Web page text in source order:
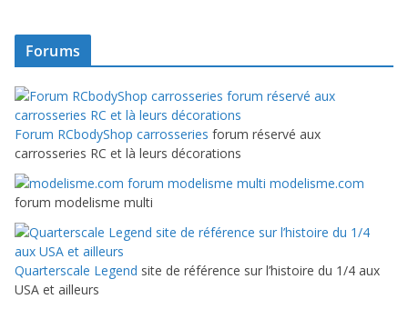
Forums
Forum RCbodyShop carrosseries forum réservé aux
carrosseries RC et là leurs décorations
modelisme.com
forum modelisme multi
Quarterscale Legend site de référence sur l’histoire du 1/4 aux
USA et ailleurs